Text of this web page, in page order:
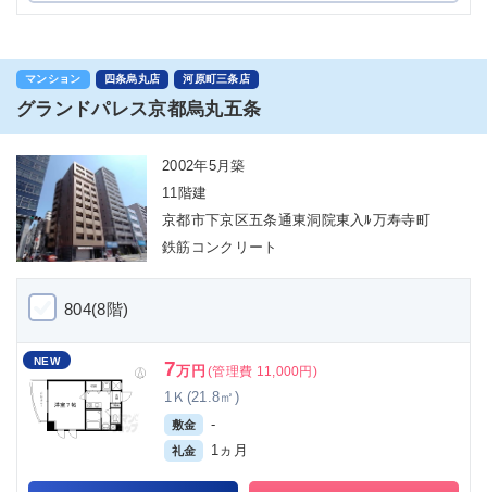
マンション 四条烏丸店 河原町三条店
グランドパレス京都烏丸五条
2002年5月築
11階建
京都市下京区五条通東洞院東入ﾙ万寿寺町
鉄筋コンクリート
804(8階)
NEW 7万円 (管理費 11,000円)
1Ｋ(21.8㎡)
敷金 -
礼金 1ヵ月